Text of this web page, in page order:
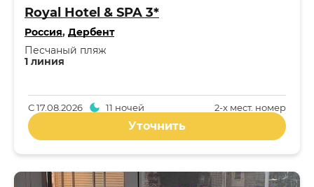
Royal Hotel & SPA 3*
Россия, Дербент
1 линия
Песчаный пляж
2-x мест. номер
С17.08.2026 11 ночей
Уточнить